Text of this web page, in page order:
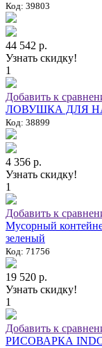
Код: 39803
44 542 р.
Узнать скидку!
1
Добавить к
ЛОВУШКА ДЛЯ
Код: 38899
4 356 р.
Узнать скидку!
1
Добавить к
Мусорный
зеленый
Код: 71756
19 520 р.
Узнать скидку!
1
Добавить к
РИСОВАРКА